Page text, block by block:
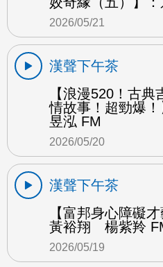
2026/05/21
漢聲下午茶
【浪漫520！古
情故事！超勁爆
昱泓 FM
2026/05/20
漢聲下午茶
【富邦身心障礙
黃裕翔 楊紫羚
2026/05/19